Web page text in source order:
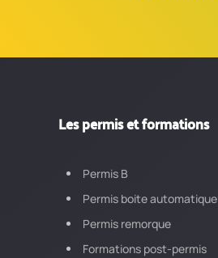
Les permis et formations
Permis B
Permis boite automatique
Permis remorque
Formations post-permis